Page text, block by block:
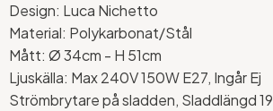
Design: Luca Nichetto
Material: Polykarbonat/Stål
Mått: Ø 34cm - H 51cm
Ljuskälla: Max 240V 150W E27, Ingår Ej
Strömbrytare på sladden, Sladdlängd